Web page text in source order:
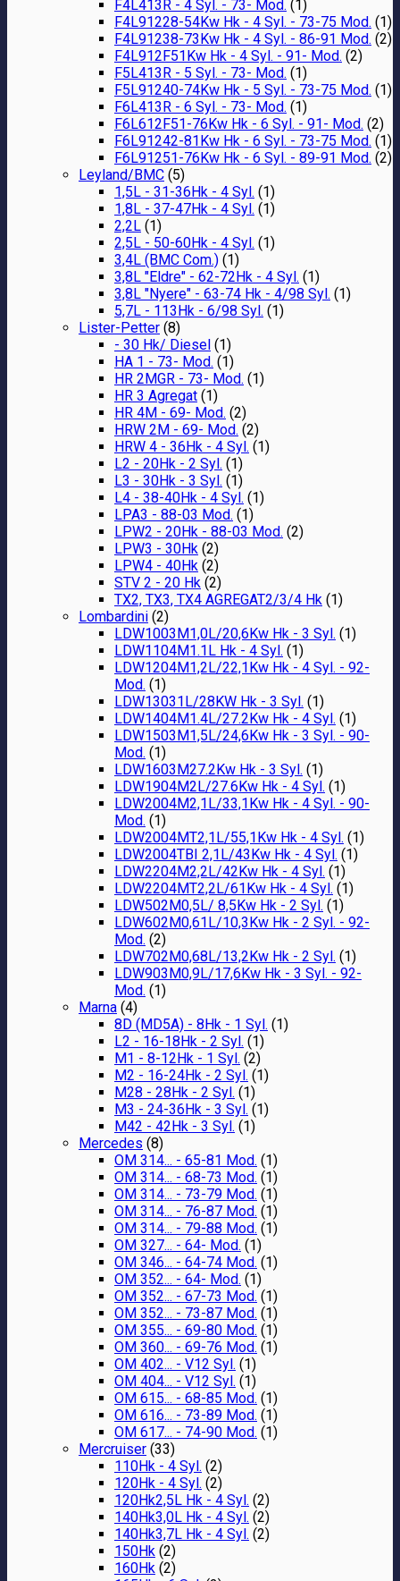
F4L413R - 4 Syl. - 73- Mod. (1)
F4L91228-54Kw Hk - 4 Syl. - 73-75 Mod. (1)
F4L91238-73Kw Hk - 4 Syl. - 86-91 Mod. (2)
F4L912F51Kw Hk - 4 Syl. - 91- Mod. (2)
F5L413R - 5 Syl. - 73- Mod. (1)
F5L91240-74Kw Hk - 5 Syl. - 73-75 Mod. (1)
F6L413R - 6 Syl. - 73- Mod. (1)
F6L612F51-76Kw Hk - 6 Syl. - 91- Mod. (2)
F6L91242-81Kw Hk - 6 Syl. - 73-75 Mod. (1)
F6L91251-76Kw Hk - 6 Syl. - 89-91 Mod. (2)
Leyland/BMC (5)
1,5L - 31-36Hk - 4 Syl. (1)
1,8L - 37-47Hk - 4 Syl. (1)
2,2L (1)
2,5L - 50-60Hk - 4 Syl. (1)
3,4L (BMC Com.) (1)
3,8L "Eldre" - 62-72Hk - 4 Syl. (1)
3,8L "Nyere" - 63-74 Hk - 4/98 Syl. (1)
5,7L - 113Hk - 6/98 Syl. (1)
Lister-Petter (8)
- 30 Hk/ Diesel (1)
HA 1 - 73- Mod. (1)
HR 2MGR - 73- Mod. (1)
HR 3 Agregat (1)
HR 4M - 69- Mod. (2)
HRW 2M - 69- Mod. (2)
HRW 4 - 36Hk - 4 Syl. (1)
L2 - 20Hk - 2 Syl. (1)
L3 - 30Hk - 3 Syl. (1)
L4 - 38-40Hk - 4 Syl. (1)
LPA3 - 88-03 Mod. (1)
LPW2 - 20Hk - 88-03 Mod. (2)
LPW3 - 30Hk (2)
LPW4 - 40Hk (2)
STV 2 - 20 Hk (2)
TX2, TX3, TX4 AGREGAT2/3/4 Hk (1)
Lombardini (2)
LDW1003M1,0L/20,6Kw Hk - 3 Syl. (1)
LDW1104M1.1L Hk - 4 Syl. (1)
LDW1204M1,2L/22,1Kw Hk - 4 Syl. - 92-
Mod. (1)
LDW13031L/28KW Hk - 3 Syl. (1)
LDW1404M1.4L/27.2Kw Hk - 4 Syl. (1)
LDW1503M1,5L/24,6Kw Hk - 3 Syl. - 90-
Mod. (1)
LDW1603M27.2Kw Hk - 3 Syl. (1)
LDW1904M2L/27.6Kw Hk - 4 Syl. (1)
LDW2004M2,1L/33,1Kw Hk - 4 Syl. - 90-
Mod. (1)
LDW2004MT2,1L/55,1Kw Hk - 4 Syl. (1)
LDW2004TBI 2,1L/43Kw Hk - 4 Syl. (1)
LDW2204M2,2L/42Kw Hk - 4 Syl. (1)
LDW2204MT2,2L/61Kw Hk - 4 Syl. (1)
LDW502M0,5L/ 8,5Kw Hk - 2 Syl. (1)
LDW602M0,61L/10,3Kw Hk - 2 Syl. - 92-
Mod. (2)
LDW702M0,68L/13,2Kw Hk - 2 Syl. (1)
LDW903M0,9L/17,6Kw Hk - 3 Syl. - 92-
Mod. (1)
Marna (4)
8D (MD5A) - 8Hk - 1 Syl. (1)
L2 - 16-18Hk - 2 Syl. (1)
M1 - 8-12Hk - 1 Syl. (2)
M2 - 16-24Hk - 2 Syl. (1)
M28 - 28Hk - 2 Syl. (1)
M3 - 24-36Hk - 3 Syl. (1)
M42 - 42Hk - 3 Syl. (1)
Mercedes (8)
OM 314... - 65-81 Mod. (1)
OM 314... - 68-73 Mod. (1)
OM 314... - 73-79 Mod. (1)
OM 314... - 76-87 Mod. (1)
OM 314... - 79-88 Mod. (1)
OM 327... - 64- Mod. (1)
OM 346... - 64-74 Mod. (1)
OM 352... - 64- Mod. (1)
OM 352... - 67-73 Mod. (1)
OM 352... - 73-87 Mod. (1)
OM 355... - 69-80 Mod. (1)
OM 360... - 69-76 Mod. (1)
OM 402... - V12 Syl. (1)
OM 404... - V12 Syl. (1)
OM 615... - 68-85 Mod. (1)
OM 616... - 73-89 Mod. (1)
OM 617... - 74-90 Mod. (1)
Mercruiser (33)
110Hk - 4 Syl. (2)
120Hk - 4 Syl. (2)
120Hk2,5L Hk - 4 Syl. (2)
140Hk3,0L Hk - 4 Syl. (2)
140Hk3,7L Hk - 4 Syl. (2)
150Hk (2)
160Hk (2)